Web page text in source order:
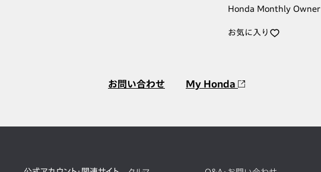
Honda Monthly Owner
お気に入り
お問い合わせ My Honda